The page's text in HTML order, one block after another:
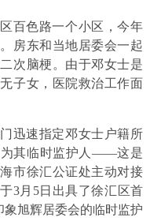
百色路一个小区，今年
房东和当地居委会一起
次脑梗。由于邓女士是
子女，医院救治工作面
迅速指定邓女士户籍所
为其临时监护人——这是
市徐汇公证处主动对接
3月5日出具了徐汇区首
象旭辉居委会的临时监护